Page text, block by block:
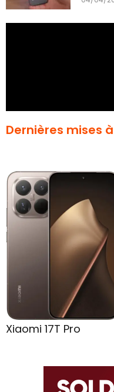
Dernières mises
Xiaomi 17T Pro